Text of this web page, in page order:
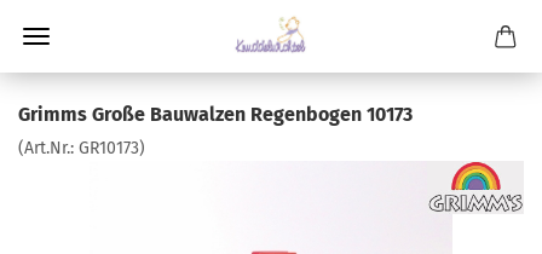
Grimms Große Bauwalzen Regenbogen 10173
(Art.Nr.: GR10173)